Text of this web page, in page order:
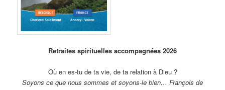
Retraites spirituelles accompagnées 2026
Où en es-tu de ta vie, de ta relation à Dieu ?
Soyons ce que nous sommes et soyons-le bien… François de